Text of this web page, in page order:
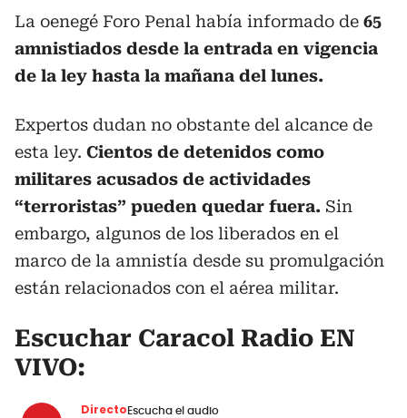
La oenegé Foro Penal había informado de 65
amnistiados desde la entrada en vigencia
de la ley hasta la mañana del lunes.
Expertos dudan no obstante del alcance de
esta ley. Cientos de detenidos como
militares acusados de actividades
“terroristas” pueden quedar fuera. Sin
embargo, algunos de los liberados en el
marco de la amnistía desde su promulgación
están relacionados con el aérea militar.
Escuchar Caracol Radio EN
VIVO:
Directo Escucha el audio